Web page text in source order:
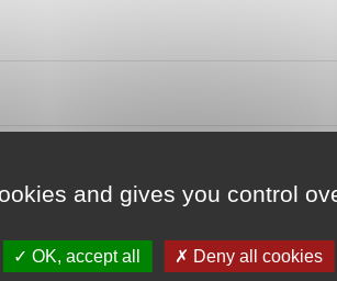
à la CVAE pour 2025 ?
and gives you control
OK, accept all Deny all cookies